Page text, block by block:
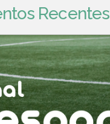
Recentes